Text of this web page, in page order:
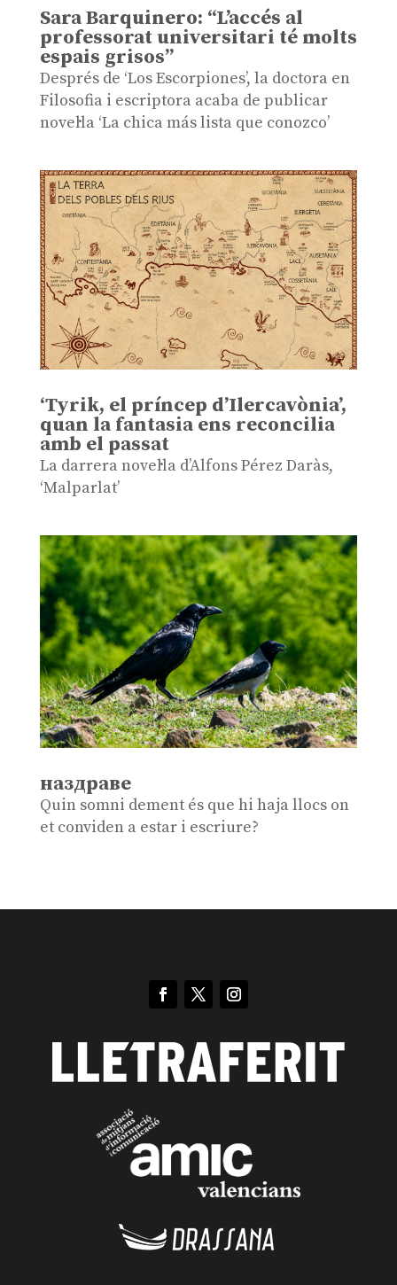
Sara Barquinero: “L’accés al
professorat universitari té molts
espais grisos”
Després de ‘Los Escorpiones’, la doctora en
Filosofia i escriptora acaba de publicar
novel·la ‘La chica más lista que conozco’
‘Tyrik, el príncep d’Ilercavònia’,
quan la fantasia ens reconcilia
amb el passat
La darrera novel·la d’Alfons Pérez Daràs,
‘Malparlat’
наздраве
Quin somni dement és que hi haja llocs on
et conviden a estar i escriure?